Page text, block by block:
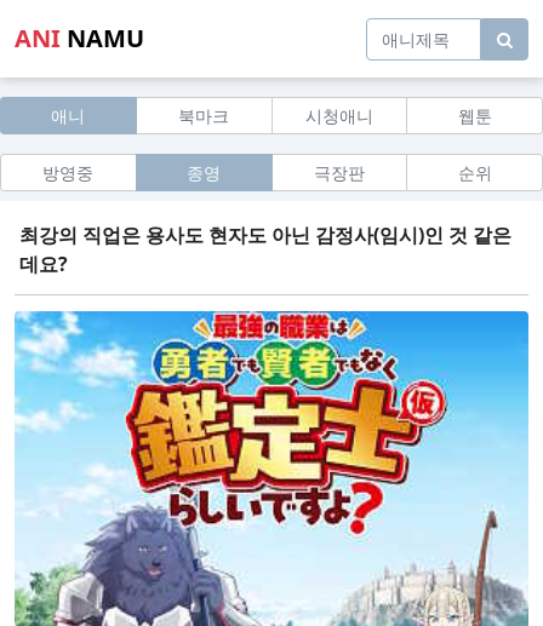
ANI NAMU
애니 북마크 시청애니 웹툰
방영중 종영 극장판 순위
최강의 직업은 용사도 현자도 아닌 감정사(임시)인 것 같은
데요?